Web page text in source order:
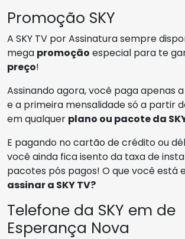
Promoção SKY
A SKY TV por Assinatura sempre
mega promoção especial para te
preço!
Assinando agora, você paga apenas
e a primeira mensalidade só a partir
em qualquer plano ou pacote da
E pagando no cartão de crédito ou
você ainda fica isento da taxa de
pacotes pós pagos! O que você está
assinar a SKY TV?
Telefone da SKY em de
Esperança Nova